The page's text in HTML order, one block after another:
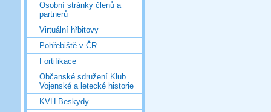
Osobní stránky členů a
partnerů
Virtuální hřbitovy
Pohřebiště v ČR
Fortifikace
Občanské sdružení Klub
Vojenské a letecké historie
KVH Beskydy